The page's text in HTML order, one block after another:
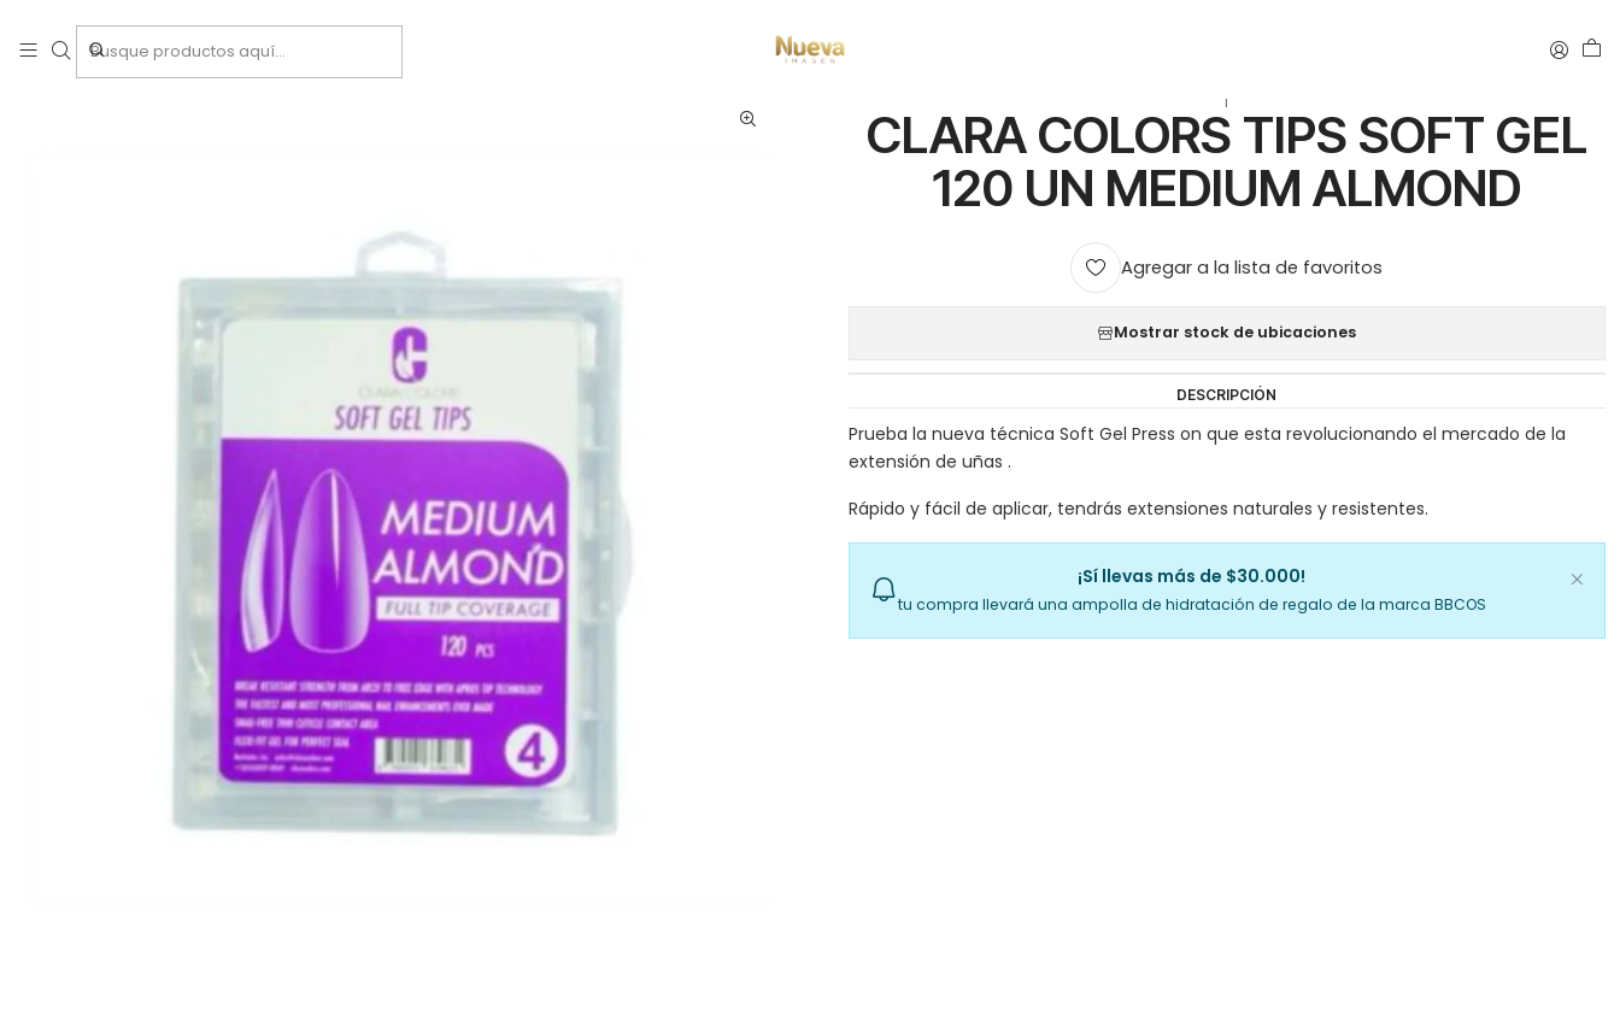
|
CLARA COLORS TIPS SOFT GEL
120 UN MEDIUM ALMOND
Agregar a la lista de favoritos
Mostrar stock de ubicaciones
DESCRIPCIÓN
Prueba la nueva técnica Soft Gel Press on que esta revolucionando el mercado de la
extensión de uñas .
Rápido y fácil de aplicar, tendrás extensiones naturales y resistentes.
¡Sí llevas más de $30.000!
tu compra llevará una ampolla de hidratación de regalo de la marca BBCOS